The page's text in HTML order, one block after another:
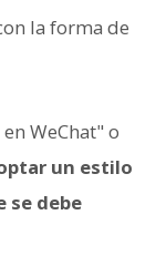
la forma de
WeChat" o
un estilo
se debe